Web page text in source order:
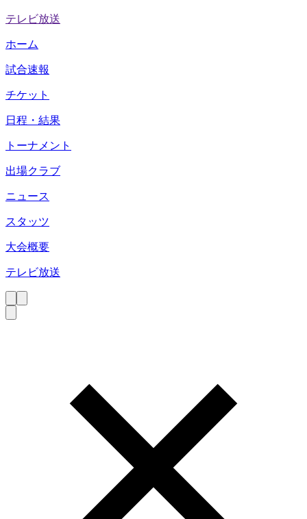
テレビ放送
ホーム
試合速報
チケット
日程・結果
トーナメント
出場クラブ
ニュース
スタッツ
大会概要
テレビ放送